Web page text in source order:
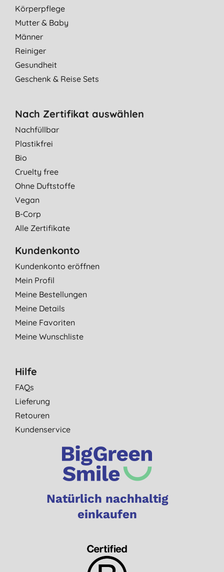
Körperpflege
Mutter & Baby
Männer
Reiniger
Gesundheit
Geschenk & Reise Sets
Nach Zertifikat auswählen
Nachfüllbar
Plastikfrei
Bio
Cruelty free
Ohne Duftstoffe
Vegan
B-Corp
Alle Zertifikate
Kundenkonto
Kundenkonto eröffnen
Mein Profil
Meine Bestellungen
Meine Details
Meine Favoriten
Meine Wunschliste
Hilfe
FAQs
Lieferung
Retouren
Kundenservice
Natürlich nachhaltig
einkaufen